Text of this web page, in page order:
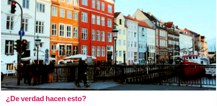
¿De verdad hacen esto?